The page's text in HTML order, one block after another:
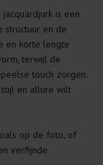
nieuwe kleding.
tips:
de
wassen is vaak
is een
structuur en de
en korte lengte
terwijl de
touch zorgen.
en allure wilt
op de foto, of
verfijnde